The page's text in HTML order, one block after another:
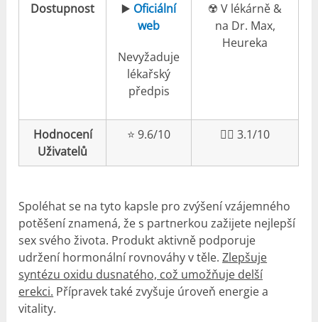
Dostupnost
▶️ Oficiální
web
Nevyžaduje
lékařský
předpis
☢️ V lékárně &
na Dr. Max,
Heureka
Hodnocení
Uživatelů
⭐️ 9.6/10 👎🏼 3.1/10
Spoléhat se na tyto kapsle pro zvýšení vzájemného
potěšení znamená, že s partnerkou zažijete nejlepší
sex svého života. Produkt aktivně podporuje
udržení hormonální rovnováhy v těle.Zlepšuje
syntézu oxidu dusnatého, což umožňuje delší
erekci. Přípravek také zvyšuje úroveň energie a
vitality.